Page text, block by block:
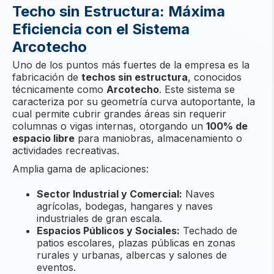
Techo sin Estructura: Máxima
Eficiencia con el Sistema
Arcotecho
Uno de los puntos más fuertes de la empresa es la
fabricación de techos sin estructura, conocidos
técnicamente como Arcotecho. Este sistema se
caracteriza por su geometría curva autoportante, la
cual permite cubrir grandes áreas sin requerir
columnas o vigas internas, otorgando un 100% de
espacio libre para maniobras, almacenamiento o
actividades recreativas.
Amplia gama de aplicaciones:
Sector Industrial y Comercial: Naves
agrícolas, bodegas, hangares y naves
industriales de gran escala.
Espacios Públicos y Sociales: Techado de
patios escolares, plazas públicas en zonas
rurales y urbanas, albercas y salones de
eventos.